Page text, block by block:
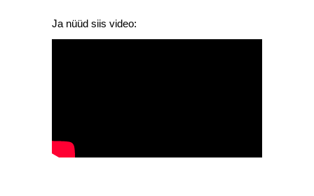
Ja nüüd siis video: